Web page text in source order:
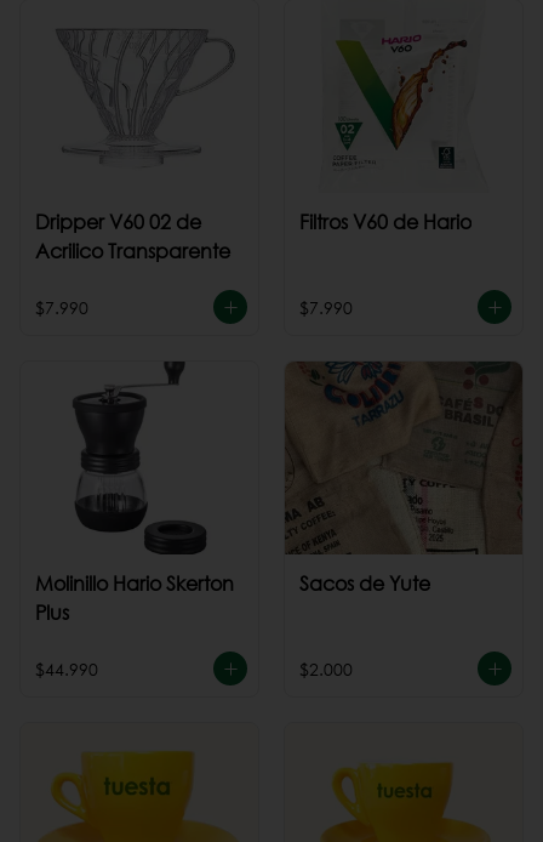
Dripper V60 02 de
Acrilico Transparente
$7.990
Filtros V60 de Hario
$7.990
Molinillo Hario Skerton
Plus
$44.990
Sacos de Yute
$2.000